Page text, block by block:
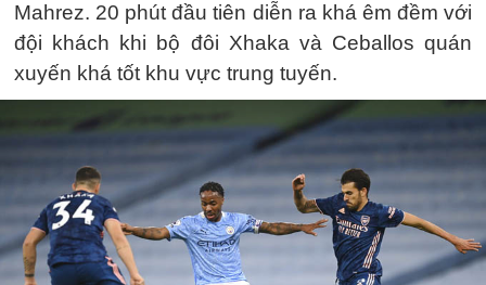
Mahrez. 20 phút đầu tiên diễn ra khá êm đềm với
đội khách khi bộ đôi Xhaka và Ceballos quán
xuyến khá tốt khu vực trung tuyến.